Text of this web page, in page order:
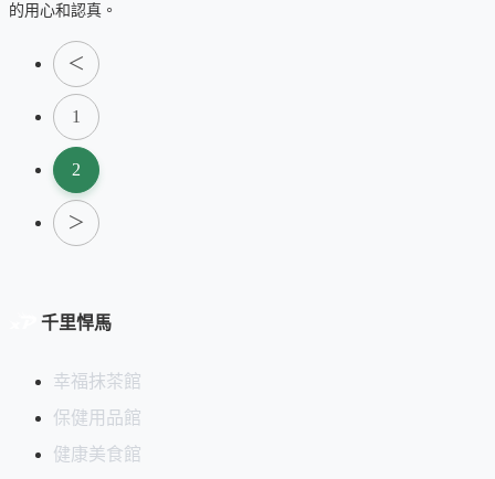
的用心和認真。
＜
1
2
＞
千里悍馬
幸福抹茶館
保健用品館
健康美食館